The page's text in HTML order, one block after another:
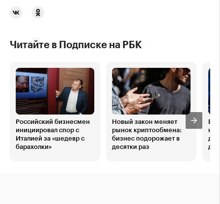
Читайте в Подписке на РБК
Российский бизнесмен
инициировал спор с
Италией за «шедевр с
барахолки»
Новый закон меняет
рынок криптообмена:
бизнес подорожает в
десятки раз
В